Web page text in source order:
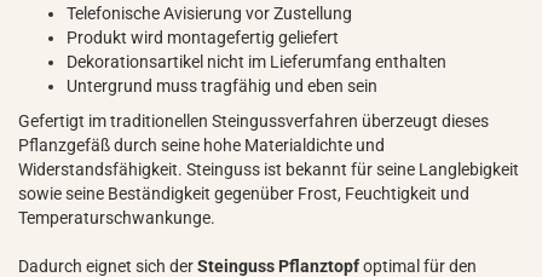
Telefonische Avisierung vor Zustellung
Produkt wird montagefertig geliefert
Dekorationsartikel nicht im Lieferumfang enthalten
Untergrund muss tragfähig und eben sein
Gefertigt im traditionellen Steingussverfahren überzeugt dieses
Pflanzgefäß durch seine hohe Materialdichte und
Widerstandsfähigkeit. Steinguss ist bekannt für seine Langlebigkeit
sowie seine Beständigkeit gegenüber Frost, Feuchtigkeit und
Temperaturschwankunge.
Dadurch eignet sich derSteinguss Pflanztopfoptimal für den